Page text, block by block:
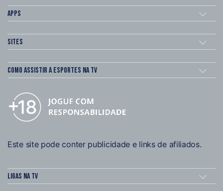
Apps
Sites
Como assistir a esportes na TV
Este site pode conter publicidade e links de afiliados.
Ligas na TV